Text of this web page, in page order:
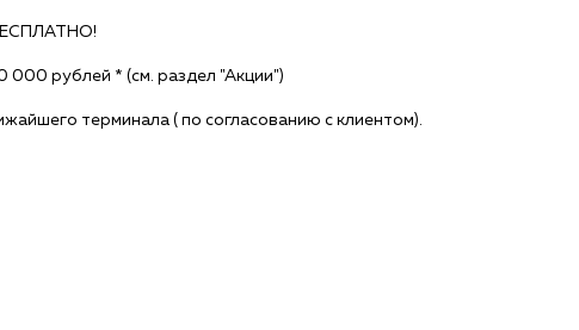
000 рублей * (см. раздел "Акции")
терминала ( по согласованию с клиентом).